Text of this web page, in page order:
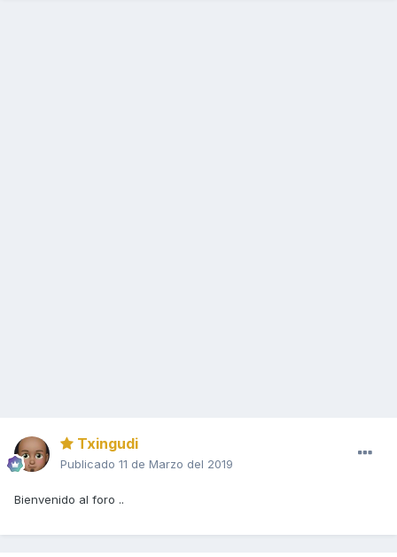
Txingudi
Publicado 11 de Marzo del 2019
Bienvenido al foro ..